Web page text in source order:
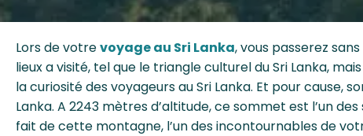
Lors de votrevoyage au Sri Lanka, vous passerez
lieux a visité, tel que le triangle culturel du Sri Lanka,
la curiosité des voyageurs au Sri Lanka. Et pour cause,
Lanka. A 2243 mètres d’altitude, ce sommet est l’un des
fait de cette montagne, l’un des incontournables de